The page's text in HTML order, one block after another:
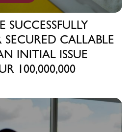
SUCCESSFULLY
SECURED CALLABLE
INITIAL ISSUE
100,000,000